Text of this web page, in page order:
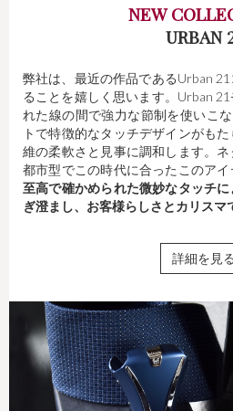
NEW
URBAN
弊社は、最近の作品であるUrban
ることを嬉しく思います。Urban
れた線の間で強力な節制を使いこ
トで特徴的なタッチデザインがも
維の柔軟さと見事に調和します。
都市型でこの時代に合ったこのアイ
至高で確かめられた微妙なタッチ
ぎ澄まし、お客様らしさとカリスマ
詳細を見る